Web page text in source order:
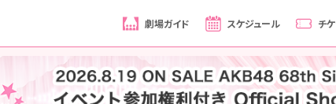
劇場ガイド スケジュール チ